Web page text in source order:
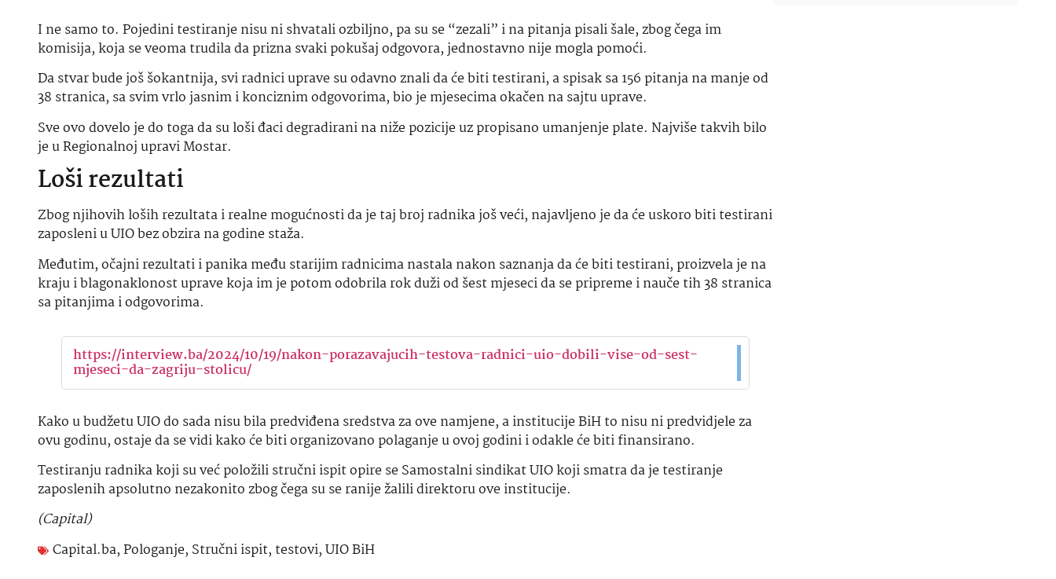
I ne samo to. Pojedini testiranje nisu ni shvatali ozbiljno, pa su se “zezali” i na pitanja pisali šale, zbog čega im
komisija, koja se veoma trudila da prizna svaki pokušaj odgovora, jednostavno nije mogla pomoći.
Da stvar bude još šokantnija, svi radnici uprave su odavno znali da će biti testirani, a spisak sa 156 pitanja na manje od
38 stranica, sa svim vrlo jasnim i konciznim odgovorima, bio je mjesecima okačen na sajtu uprave.
Sve ovo dovelo je do toga da su loši đaci degradirani na niže pozicije uz propisano umanjenje plate. Najviše takvih bilo
je u Regionalnoj upravi Mostar.
Loši rezultati
Zbog njihovih loših rezultata i realne mogućnosti da je taj broj radnika još veći, najavljeno je da će uskoro biti testirani
zaposleni u UIO bez obzira na godine staža.
Međutim, očajni rezultati i panika među starijim radnicima nastala nakon saznanja da će biti testirani, proizvela je na
kraju i blagonaklonost uprave koja im je potom odobrila rok duži od šest mjeseci da se pripreme i nauče tih 38 stranica
sa pitanjima i odgovorima.
https://interview.ba/2024/10/19/nakon-porazavajucih-testova-radnici-uio-dobili-vise-od-sest-
mjeseci-da-zagriju-stolicu/
Kako u budžetu UIO do sada nisu bila predviđena sredstva za ove namjene, a institucije BiH to nisu ni predvidjele za
ovu godinu, ostaje da se vidi kako će biti organizovano polaganje u ovoj godini i odakle će biti finansirano.
Testiranju radnika koji su već položili stručni ispit opire se Samostalni sindikat UIO koji smatra da je testiranje
zaposlenih apsolutno nezakonito zbog čega su se ranije žalili direktoru ove institucije.
(Capital)
Capital.ba,Pologanje, Stručni ispit, testovi,UIO BiH